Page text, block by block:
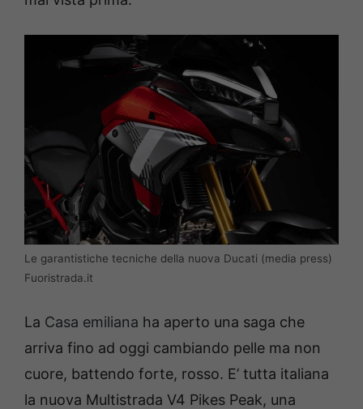
Le garantistiche tecniche della nuova Ducati (media press)
Fuoristrada.it
La Casa emiliana ha aperto una saga che
arriva fino ad oggi cambiando pelle ma non
cuore, battendo forte, rosso. E’ tutta italiana
la nuova Multistrada V4 Pikes Peak, una